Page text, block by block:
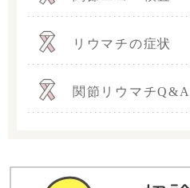
リウマチの症状
関節リウマチQ&A